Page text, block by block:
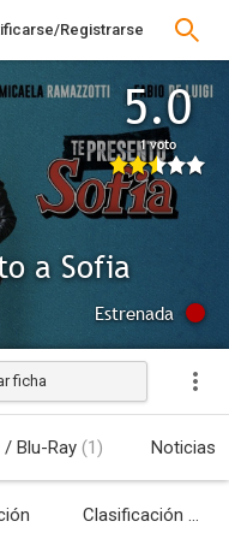
Registrarse
5.0
1 voto
a Sofia
Estrenada
ficha
/ Blu-Ray (1) Noticias
Clasificación por edades